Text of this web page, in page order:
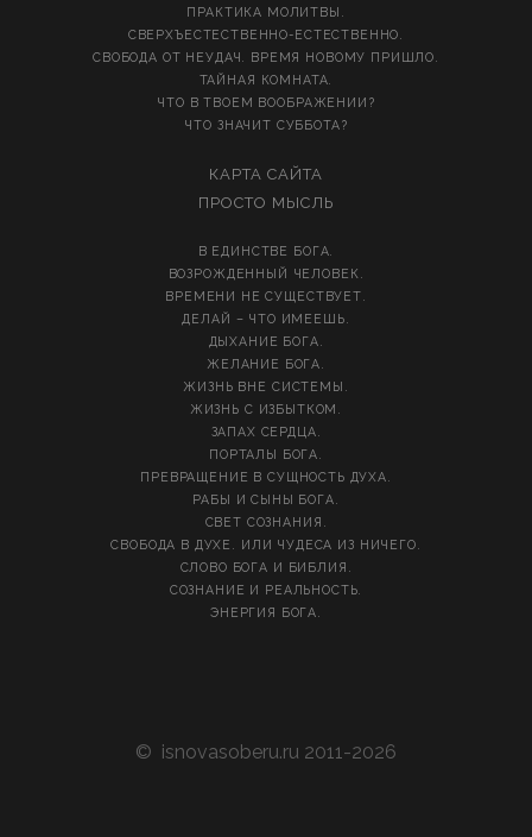
ПРАКТИКА МОЛИТВЫ.
СВЕРХЪЕСТЕСТВЕННО-ЕСТЕСТВЕННО.
СВОБОДА ОТ НЕУДАЧ. ВРЕМЯ НОВОМУ ПРИШЛО.
ТАЙНАЯ КОМНАТА.
ЧТО В ТВОЕМ ВООБРАЖЕНИИ?
ЧТО ЗНАЧИТ СУББОТА?
КАРТА САЙТА
ПРОСТО МЫСЛЬ
В ЕДИНСТВЕ БОГА.
ВОЗРОЖДЕННЫЙ ЧЕЛОВЕК.
ВРЕМЕНИ НЕ СУЩЕСТВУЕТ.
ДЕЛАЙ – ЧТО ИМЕЕШЬ.
ДЫХАНИЕ БОГА.
ЖЕЛАНИЕ БОГА.
ЖИЗНЬ ВНЕ СИСТЕМЫ.
ЖИЗНЬ С ИЗБЫТКОМ.
ЗАПАХ СЕРДЦА.
ПОРТАЛЫ БОГА.
ПРЕВРАЩЕНИЕ В СУЩНОСТЬ ДУХА.
РАБЫ И СЫНЫ БОГА.
СВЕТ СОЗНАНИЯ.
СВОБОДА В ДУХЕ. ИЛИ ЧУДЕСА ИЗ НИЧЕГО.
СЛОВО БОГА И БИБЛИЯ.
СОЗНАНИЕ И РЕАЛЬНОСТЬ.
ЭНЕРГИЯ БОГА.
© isnovasoberu.ru 2011-2026